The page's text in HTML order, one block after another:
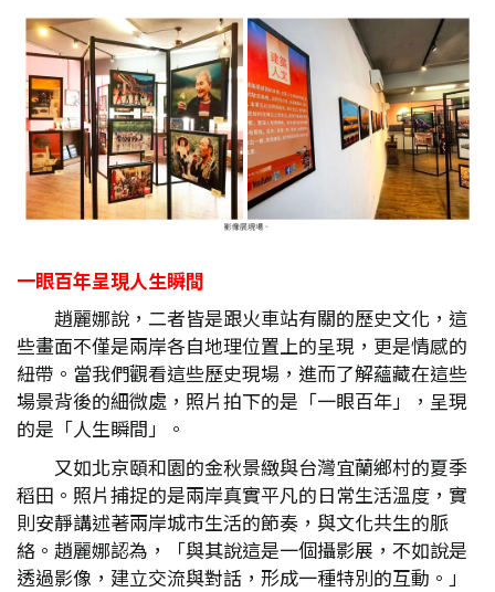
一眼百年呈現人生瞬間
趙麗娜說，二者皆是跟火車站有關的歷史文化，這
些畫面不僅是兩岸各自地理位置上的呈現，更是情感的
紐帶。當我們觀看這些歷史現場，進而了解蘊藏在這些
場景背後的細微處，照片拍下的是「一眼百年」，呈現
的是「人生瞬間」。
又如北京頤和園的金秋景緻與台灣宜蘭鄉村的夏季
稻田。照片捕捉的是兩岸真實平凡的日常生活溫度，實
則安靜講述著兩岸城市生活的節奏，與文化共生的脈
絡。趙麗娜認為，「與其說這是一個攝影展，不如說是
透過影像，建立交流與對話，形成一種特別的互動。」